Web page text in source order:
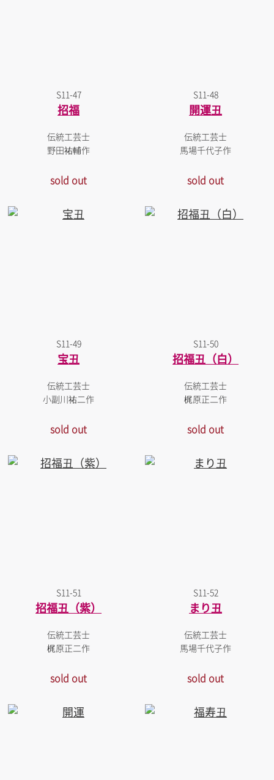
S11-47
招福
伝統工芸士
野田祐輔作
sold out
S11-48
開運丑
伝統工芸士
馬場千代子作
sold out
S11-49
宝丑
伝統工芸士
小副川祐二作
sold out
S11-50
招福丑（白）
伝統工芸士
梶原正二作
sold out
S11-51
招福丑（紫）
伝統工芸士
梶原正二作
sold out
S11-52
まり丑
伝統工芸士
馬場千代子作
sold out